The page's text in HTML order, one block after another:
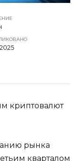
криптовалют
рынка
кварталом